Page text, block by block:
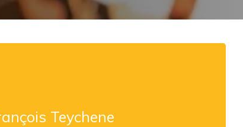
Teychene